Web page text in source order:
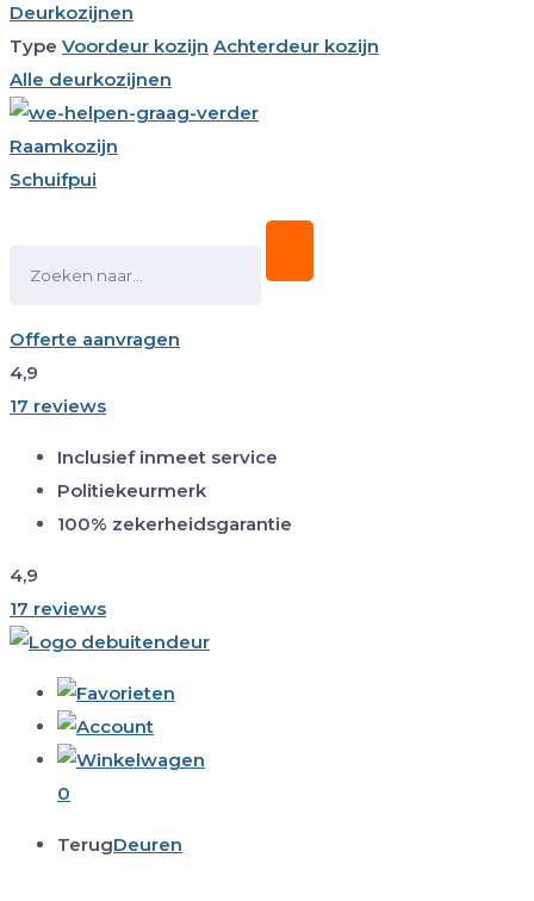
Deurkozijnen
Type Voordeur kozijn Achterdeur kozijn
Alle deurkozijnen
Raamkozijn
Schuifpui
Offerte aanvragen
4,9
17 reviews
Inclusief inmeet service
Politiekeurmerk
100% zekerheidsgarantie
4,9
17 reviews
0
TerugDeuren